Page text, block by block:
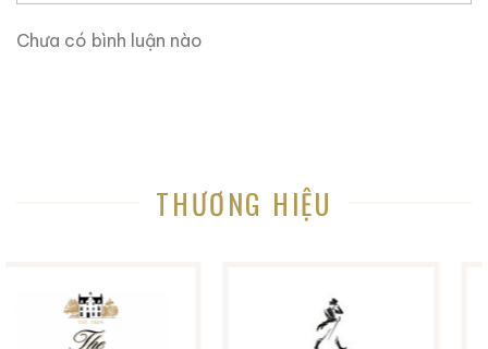
Brandy Changyu Gold
Medal
Roi Des Rois Cognac
Monalisa
Chưa có bình luận nào
THƯƠNG HIỆU